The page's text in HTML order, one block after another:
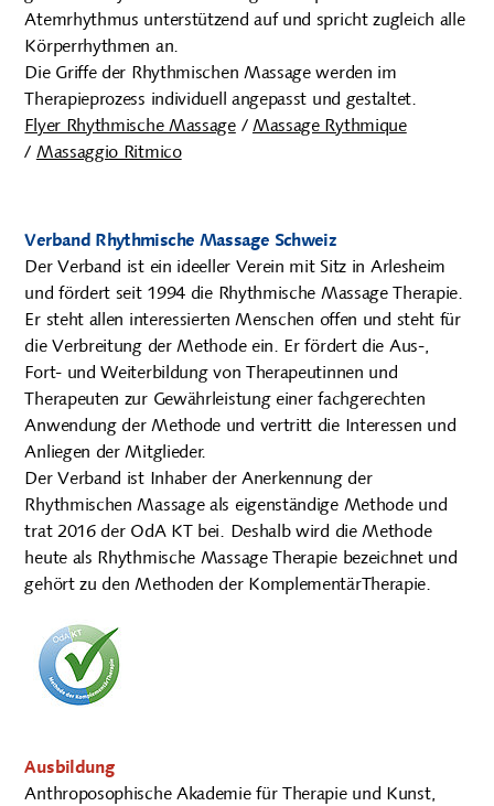
Atemrhythmus unterstützend auf und spricht zugleich alle
Körperrhythmen an.
Die Griffe der Rhythmischen Massage werden im
Therapieprozess individuell angepasst und gestaltet.
Flyer Rhythmische Massage/ Massage Rythmique
/ Massaggio Ritmico
Verband Rhythmische Massage Schweiz
Der Verband ist ein ideeller Verein mit Sitz in Arlesheim
und fördert seit 1994 die Rhythmische Massage Therapie.
Er steht allen interessierten Menschen offen und steht für
die Verbreitung der Methode ein. Er fördert die Aus-,
Fort- und Weiterbildung von Therapeutinnen und
Therapeuten zur Gewährleistung einer fachgerechten
Anwendung der Methode und vertritt die Interessen und
Anliegen der Mitglieder.
Der Verband ist Inhaber der Anerkennung der
Rhythmischen Massage als eigenständige Methode und
trat 2016 der OdA KT bei. Deshalb wird die Methode
heute als Rhythmische Massage Therapie bezeichnet und
gehört zu den Methoden der KomplementärTherapie.
Ausbildung
Anthroposophische Akademie für Therapie und Kunst,